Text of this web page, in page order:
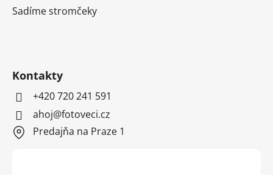
Sadíme stromčeky
Kontakty
+420 720 241 591
ahoj@fotoveci.cz
Predajňa na Praze 1